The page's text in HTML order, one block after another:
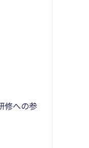
修への参